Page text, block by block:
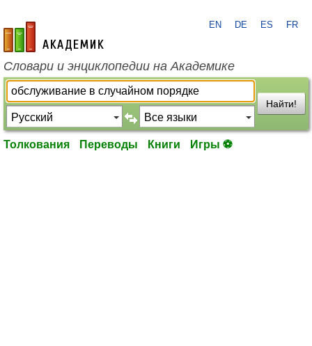
academic.ru
EN DE ES FR
Словари и энциклопедии на Академике
Найти!
Толкования Переводы Книги Игры ⚽